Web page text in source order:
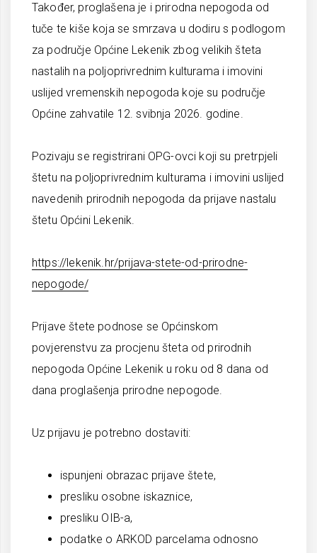
Također, proglašena je i prirodna nepogoda od
tuče te kiše koja se smrzava u dodiru s podlogom
za područje Općine Lekenik zbog velikih šteta
nastalih na poljoprivrednim kulturama i imovini
uslijed vremenskih nepogoda koje su područje
Općine zahvatile 12. svibnja 2026. godine.
Pozivaju se registrirani OPG-ovci koji su pretrpjeli
štetu na poljoprivrednim kulturama i imovini uslijed
navedenih prirodnih nepogoda da prijave nastalu
štetu Općini Lekenik.
https://lekenik.hr/prijava-stete-od-prirodne-
nepogode/
Prijave štete podnose se Općinskom
povjerenstvu za procjenu šteta od prirodnih
nepogoda Općine Lekenik u roku od 8 dana od
dana proglašenja prirodne nepogode.
Uz prijavu je potrebno dostaviti:
ispunjeni obrazac prijave štete,
presliku osobne iskaznice,
presliku OIB-a,
podatke o ARKOD parcelama odnosno